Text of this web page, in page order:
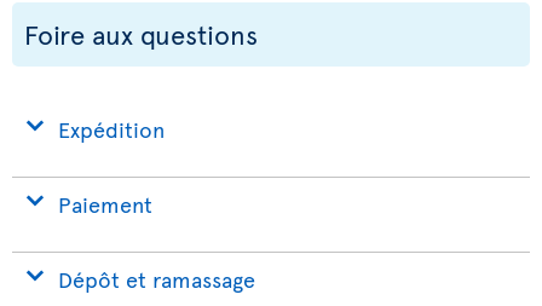
Foire aux questions
Expédition
Paiement
Dépôt et ramassage